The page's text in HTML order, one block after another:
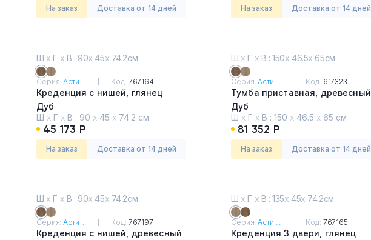
На заказ Доставка от 14 дней На заказ Доставка от 14 дней
Ш х Г х В : 90х 45х 74.2см
Серия:Асти ... Код: 767164
Креденция с нишей, глянец
Дуб
Ш х Г х В : 90 х 45 х 74.2 см
45 173 Р
На заказ Доставка от 14 дней
Ш х Г х В : 150х 46.5х 65см
Серия:Асти ... Код: 617323
Тумба приставная, древесный
Дуб
Ш х Г х В : 150 х 46.5 х 65 см
81 352 Р
На заказ Доставка от 14 дней
Ш х Г х В : 90х 45х 74.2см
Серия:Асти ... Код: 767197
Креденция с нишей, древесный
Ш х Г х В : 135х 45х 74.2см
Серия:Асти ... Код: 767165
Креденция 3 двери, глянец